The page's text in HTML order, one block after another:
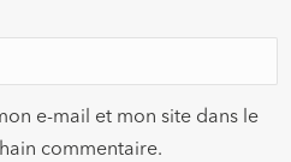
e-mail et mon site dans le
commentaire.